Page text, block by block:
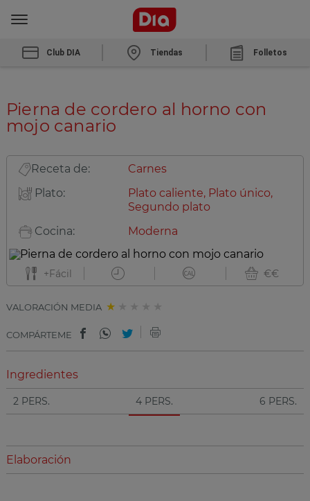
Club DIA Tiendas Folletos
Pierna de cordero al horno con
mojo canario
Receta de:
Carnes
Plato:
Plato caliente, Plato único,
Segundo plato
Cocina:
Moderna
+Fácil €€
VALORACIÓN MEDIA
COMPÁRTEME
Ingredientes
2 PERS. 4 PERS. 6 PERS.
Elaboración